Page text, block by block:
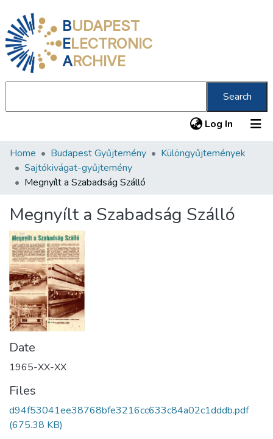
BUDAPEST
ELECTRONIC
ARCHIVE
Search
Log In (current)
Communities & Collections
All of DSpace
About us
Home Budapest Gyűjtemény
Különgyűjtemények
Sajtókivágat-gyűjtemény
Megnyílt a Szabadság Szálló
Megnyílt a Szabadság Szálló
Date
1965-XX-XX
Files
d94f53041ee38768bfe3216cc633c84a02c1dddb.pdf
(675.38 KB)